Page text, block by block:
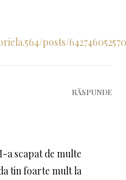
posts/
a scapat de multe
tin foarte mult la
RĂSPUNDE